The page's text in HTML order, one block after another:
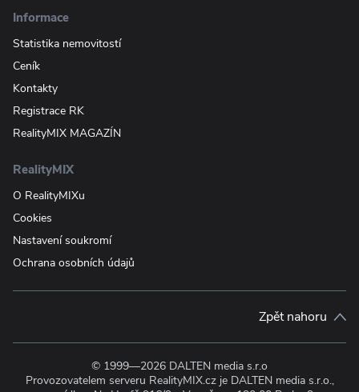
Informace
Statistika nemovitostí
Ceník
Kontakty
Registrace RK
RealityMIX MAGAZÍN
RealityMIX
O RealityMIXu
Cookies
Nastavení soukromí
Ochrana osobních údajů
Zpět nahoru
© 1999—2026 DALTEN media s.r.o
Provozovatelem serveru RealityMIX.cz je DALTEN media s.r.o.,